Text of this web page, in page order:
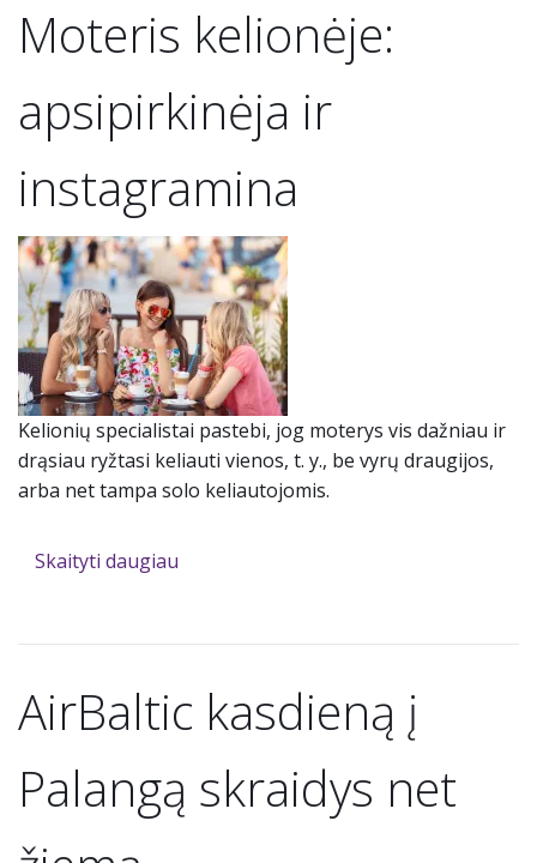
Moteris kelionėje:
apsipirkinėja ir
instagramina
Kelionių specialistai pastebi, jog moterys vis dažniau ir
drąsiau ryžtasi keliauti vienos, t. y., be vyrų draugijos,
arba net tampa solo keliautojomis.
Skaityti daugiau
AirBaltic kasdieną į
Palangą skraidys net